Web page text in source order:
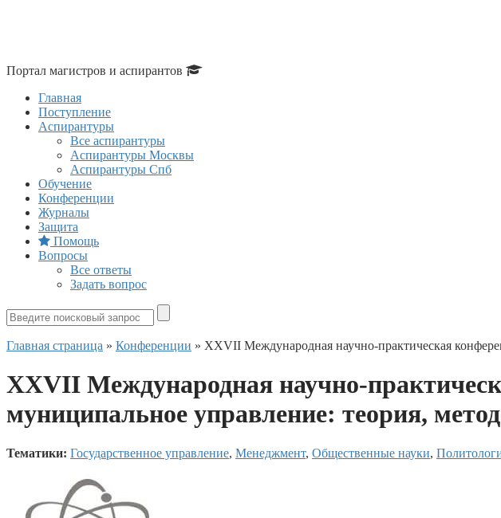
Портал магистров и аспирантов
Главная
Поступление
Аспирантуры
Все аспирантуры
Аспирантуры Москвы
Аспирантуры Спб
Обучение
Конференции
Журналы
Защита
Помощь
Вопросы
Все ответы
Задать вопрос
Главная страница » Конференции » ХXVII Международная научно-практическая
ХXVII Международная научно-
муниципальное управление: теория,
Тематики: Государственное управление, Менеджмент, Общественные науки,